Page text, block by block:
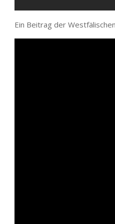
Ein Beitrag der